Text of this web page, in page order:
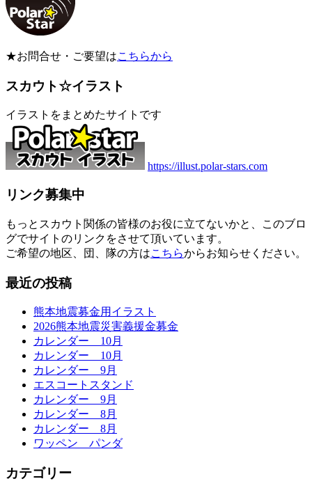
★お問合せ・ご要望はこちらから
スカウト☆イラスト
イラストをまとめたサイトです
https://illust.polar-stars.com
リンク募集中
もっとスカウト関係の皆様のお役に立てないかと、このブロ
グでサイトのリンクをさせて頂いています。
ご希望の地区、団、隊の方はこちらからお知らせください。
最近の投稿
熊本地震募金用イラスト
2026熊本地震災害義援金募金
カレンダー 10月
カレンダー 10月
カレンダー 9月
エスコートスタンド
カレンダー 9月
カレンダー 8月
カレンダー 8月
ワッペン パンダ
カテゴリー